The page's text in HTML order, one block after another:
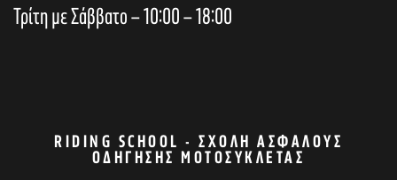
Τρίτη με Σάββατο – 10:00 – 18:00
RIDING SCHOOL - ΣΧΟΛΉ ΑΣΦΑΛΟΎΣ
ΟΔΉΓΗΣΗΣ ΜΟΤΟΣΥΚΛΈΤΑΣ